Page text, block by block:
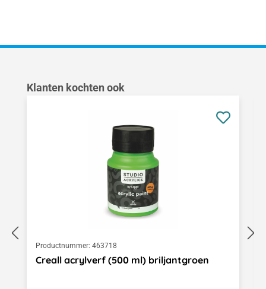
Productgalerij overslaan
Klanten kochten ook
Productnummer: 463718
Creall acrylverf (500 ml) briljantgroen